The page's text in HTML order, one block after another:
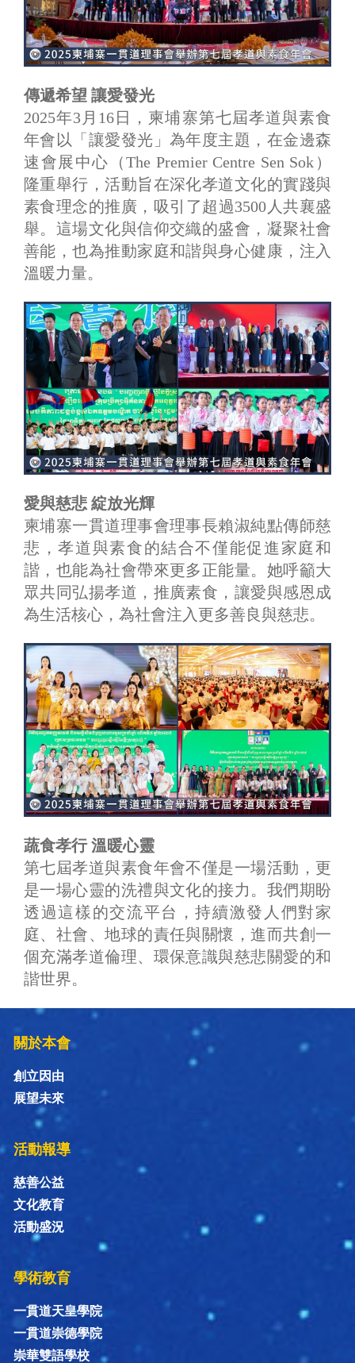
傳遞希望 讓愛發光
2025年3月16日，柬埔寨第七屆孝道與素食
年會以「讓愛發光」為年度主題，在金邊森
速會展中心（The Premier Centre Sen Sok）
隆重舉行，活動旨在深化孝道文化的實踐與
素食理念的推廣，吸引了超過3500人共襄盛
舉。這場文化與信仰交織的盛會，凝聚社會
善能，也為推動家庭和諧與身心健康，注入
溫暖力量。
愛與慈悲 綻放光輝
柬埔寨一貫道理事會理事長賴淑純點傳師慈
悲，孝道與素食的結合不僅能促進家庭和
諧，也能為社會帶來更多正能量。她呼籲大
眾共同弘揚孝道，推廣素食，讓愛與感恩成
為生活核心，為社會注入更多善良與慈悲。
蔬食孝行 溫暖心靈
第七屆孝道與素食年會不僅是一場活動，更
是一場心靈的洗禮與文化的接力。我們期盼
透過這樣的交流平台，持續激發人們對家
庭、社會、地球的責任與關懷，進而共創一
個充滿孝道倫理、環保意識與慈悲關愛的和
諧世界。
關於本會
創立因由
展望未來
活動報導
慈善公益
文化教育
活動盛況
學術教育
一貫道天皇學院
一貫道崇德學院
崇華雙語學校